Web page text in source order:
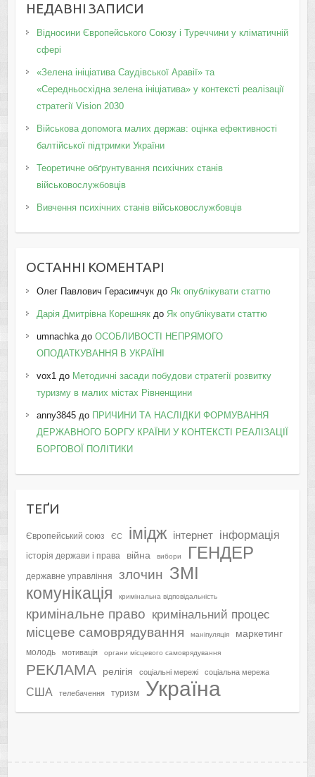
НЕДАВНІ ЗАПИСИ
Відносини Європейського Союзу і Туреччини у кліматичній
сфері
«Зелена ініціатива Саудівської Аравії» та
«Середньосхідна зелена ініціатива» у контексті реалізації
стратегії Vision 2030
Військова допомога малих держав: оцінка ефективності
балтійської підтримки України
Теоретичне обґрунтування психічних станів
військовослужбовців
Вивчення психічних станів військовослужбовців
ОСТАННІ КОМЕНТАРІ
Олег Павлович Герасимчукдо Як опублікувати статтю
Дарія Дмитрівна Корешнякдо Як опублікувати статтю
umnachkaдо ОСОБЛИВОСТІ НЕПРЯМОГО
ОПОДАТКУВАННЯ В УКРАЇНІ
vox1до Методичні засади побудови стратегії розвитку
туризму в малих містах Рівненщини
anny3845до ПРИЧИНИ ТА НАСЛІДКИ ФОРМУВАННЯ
ДЕРЖАВНОГО БОРГУ КРАЇНИ У КОНТЕКСТІ РЕАЛІЗАЦІЇ
БОРГОВОЇ ПОЛІТИКИ
ТЕҐИ
Європейський союз ЄС імідж інтернет інформація
історія держави і права війна вибори ГЕНДЕР
державне управління злочин ЗМІ
комунікація кримінальна відповідальність
кримінальне право кримінальний процес
місцеве самоврядування маніпуляція маркетинг
молодь мотивація органи місцевого самоврядування
РЕКЛАМА релігія соціальні мережі соціальна мережа
США телебачення туризм Україна